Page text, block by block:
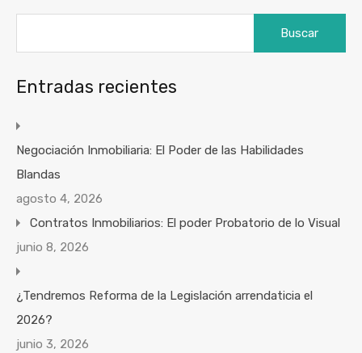
Entradas recientes
Negociación Inmobiliaria: El Poder de las Habilidades
Blandas
agosto 4, 2026
Contratos Inmobiliarios: El poder Probatorio de lo Visual
junio 8, 2026
¿Tendremos Reforma de la Legislación arrendaticia el
2026?
junio 3, 2026